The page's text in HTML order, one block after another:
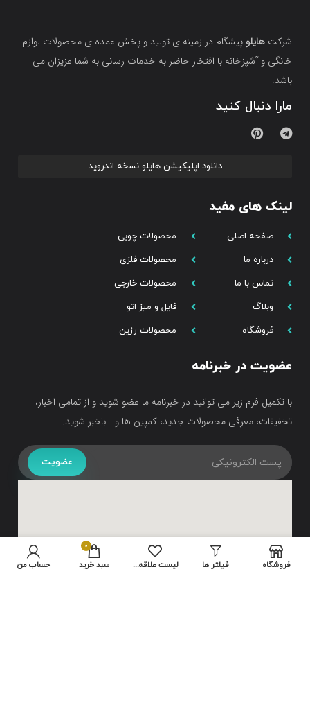
شرکت هایلو پیشگام در زمینه ی تولید و پخش عمده ی محصولات لوازم
خانگی و آشپزخانه با افتخار حاضر به خدمات رسانی به شما عزیزان می
باشد.
مارا دنبال کنید
دانلود اپلیکیشن هایلو نسخه اندروید
لینک های مفید
صفحه اصلی
درباره ما
تماس با ما
وبلاگ
فروشگاه
محصولات چوبی
محصولات فلزی
محصولات خارجی
فایل و میز اتو
محصولات رزین
عضویت در خبرنامه
با تکمیل فرم زیر می توانید در خبرنامه ما عضو شوید و از تمامی اخبار،
تخفیفات، معرفی محصولات جدید، کمپین ها و… باخبر شوید.
عضویت
فروشگاه فیلتر ها لیست علاقه مندی ها
0
سبد خرید حساب من